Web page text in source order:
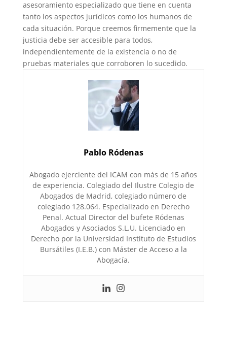
asesoramiento especializado que tiene en cuenta
tanto los aspectos jurídicos como los humanos de
cada situación. Porque creemos firmemente que la
justicia debe ser accesible para todos,
independientemente de la existencia o no de
pruebas materiales que corroboren lo sucedido.
Pablo Ródenas
Abogado ejerciente del ICAM con más de 15 años
de experiencia. Colegiado del Ilustre Colegio de
Abogados de Madrid, colegiado número de
colegiado 128.064. Especializado en Derecho
Penal. Actual Director del bufete Ródenas
Abogados y Asociados S.L.U. Licenciado en
Derecho por la Universidad Instituto de Estudios
Bursátiles (I.E.B.) con Máster de Acceso a la
Abogacía.